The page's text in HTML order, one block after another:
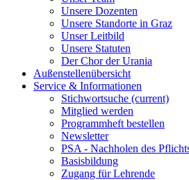
Unsere Dozenten
Unsere Standorte in Graz
Unser Leitbild
Unsere Statuten
Der Chor der Urania
Außenstellenübersicht
Service & Informationen
Stichwortsuche (current)
Mitglied werden
Programmheft bestellen
Newsletter
PSA - Nachholen des
Basisbildung
Zugang für Lehrende